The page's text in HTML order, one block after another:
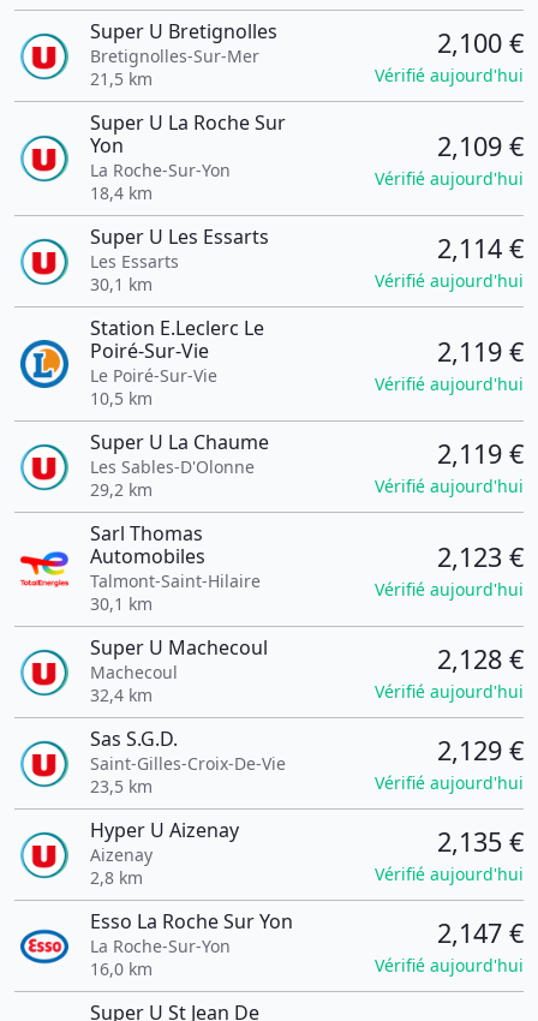
Super U Bretignolles
Bretignolles-Sur-Mer
21,5 km
2,100 €
Vérifié aujourd'hui
Super U La Roche Sur
Yon
La Roche-Sur-Yon
18,4 km
2,109 €
Vérifié aujourd'hui
Super U Les Essarts
Les Essarts
30,1 km
2,114 €
Vérifié aujourd'hui
Station E.Leclerc Le
Poiré-Sur-Vie
Le Poiré-Sur-Vie
10,5 km
2,119 €
Vérifié aujourd'hui
Super U La Chaume
Les Sables-D'Olonne
29,2 km
2,119 €
Vérifié aujourd'hui
Sarl Thomas
Automobiles
Talmont-Saint-Hilaire
30,1 km
2,123 €
Vérifié aujourd'hui
Super U Machecoul
Machecoul
32,4 km
2,128 €
Vérifié aujourd'hui
Sas S.G.D.
Saint-Gilles-Croix-De-Vie
23,5 km
2,129 €
Vérifié aujourd'hui
Hyper U Aizenay
Aizenay
2,8 km
2,135 €
Vérifié aujourd'hui
Esso La Roche Sur Yon
La Roche-Sur-Yon
16,0 km
2,147 €
Vérifié aujourd'hui
Super U St Jean De